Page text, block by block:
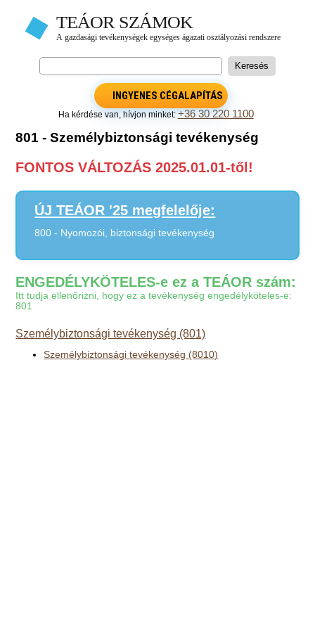
INGYENES CÉGALAPÍTÁS
Ha kérdése van, hívjon minket: +36 30 220 1100
801 - Személybiztonsági tevékenység
FONTOS VÁLTOZÁS 2025.01.01-től!
ÚJ TEÁOR '25 megfelelője:
800 - Nyomozói, biztonsági tevékenység
ENGEDÉLYKÖTELES-e ez a TEÁOR szám:
Itt tudja ellenőrizni, hogy ez a tevékenység engedélyköteles-e:
801
Személybiztonsági tevékenység (801)
Személybiztonsági tevékenység (8010)